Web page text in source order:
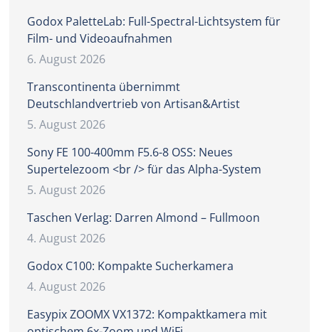
Godox PaletteLab: Full-Spectral-Lichtsystem für
Film- und Videoaufnahmen
6. August 2026
Transcontinenta übernimmt
Deutschlandvertrieb von Artisan&Artist
5. August 2026
Sony FE 100-400mm F5.6-8 OSS: Neues
Supertelezoom <br /> für das Alpha-System
5. August 2026
Taschen Verlag: Darren Almond – Fullmoon
4. August 2026
Godox C100: Kompakte Sucherkamera
4. August 2026
Easypix ZOOMX VX1372: Kompaktkamera mit